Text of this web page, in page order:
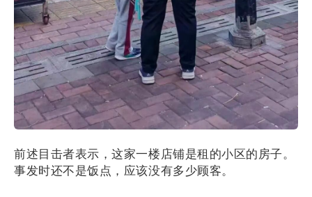
前述目击者表示，这家一楼店铺是租的小区的房子。
事发时还不是饭点，应该没有多少顾客。